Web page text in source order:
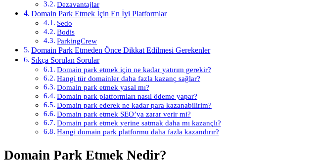
Dezavantajlar
Domain Park Etmek İçin En İyi Platformlar
Sedo
Bodis
ParkingCrew
Domain Park Etmeden Önce Dikkat Edilmesi Gerekenler
Sıkça Sorulan Sorular
Domain park etmek için ne kadar yatırım gerekir?
Hangi tür domainler daha fazla kazanç sağlar?
Domain park etmek yasal mı?
Domain park platformları nasıl ödeme yapar?
Domain park ederek ne kadar para kazanabilirim?
Domain park etmek SEO’ya zarar verir mi?
Domain park etmek yerine satmak daha mı kazançlı?
Hangi domain park platformu daha fazla kazandırır?
Domain Park Etmek Nedir?